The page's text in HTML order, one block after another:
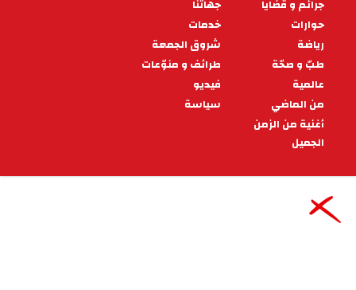
العمل والمسؤولية... أشعر بفخر
كبير وراحة للضمير
قفصة – الشروق:
08:34 - 2024/08/21
ثقافة و فنّ